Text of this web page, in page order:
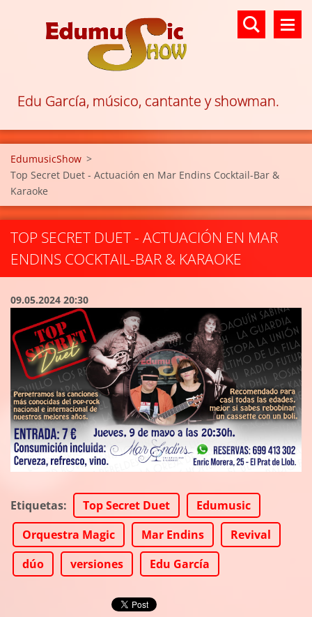
Edu García, músico, cantante y showman.
EdumusicShow >
Top Secret Duet - Actuación en Mar Endins Cocktail-Bar &
Karaoke
TOP SECRET DUET - ACTUACIÓN EN MAR
ENDINS COCKTAIL-BAR & KARAOKE
09.05.2024 20:30
Etiquetas: Top Secret Duet
Edumusic
Orquestra Magic
Mar Endins
Revival
dúo
versiones Edu García